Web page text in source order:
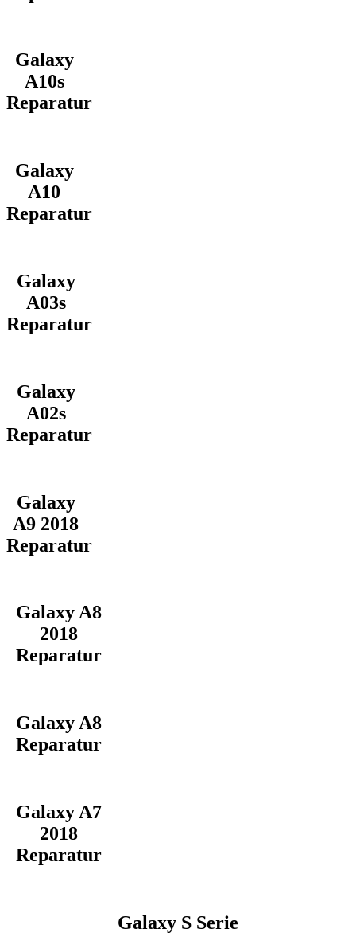
Galaxy
A10s
Reparatur
Galaxy
A10
Reparatur
Galaxy
A03s
Reparatur
Galaxy
A02s
Reparatur
Galaxy
A9 2018
Reparatur
Galaxy A8
2018
Reparatur
Galaxy A8
Reparatur
Galaxy A7
2018
Reparatur
Galaxy S Serie